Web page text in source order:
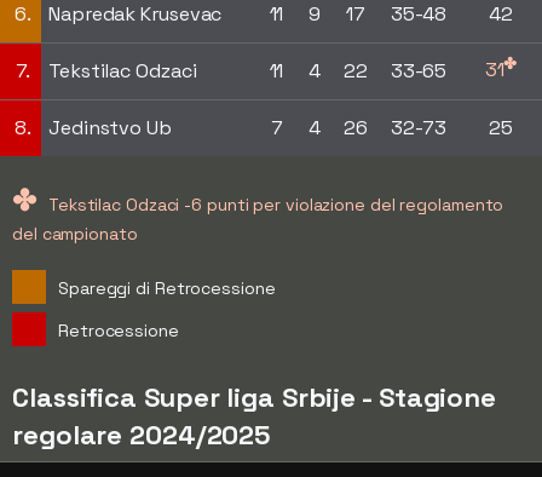
6. Napredak Krusevac 11 9 17 35-48 42
7. Tekstilac Odzaci 11 4 22 33-65 31✤
8. Jedinstvo Ub 7 4 26 32-73 25
✤
Tekstilac Odzaci -6 punti per violazione del regolamento
del campionato
Spareggi di Retrocessione
Retrocessione
Classifica Super liga Srbije - Stagione
regolare 2024/2025